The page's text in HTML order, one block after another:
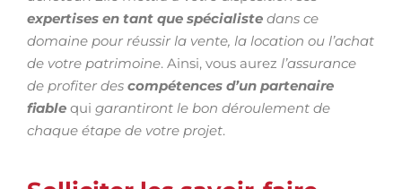
expertises en tant que spécialiste dans ce
domaine pour réussir la vente, la location ou l’achat
de votre patrimoine. Ainsi, vous aurez l’assurance
de profiter des compétences d’un partenaire
fiable qui garantiront le bon déroulement de
chaque étape de votre projet.